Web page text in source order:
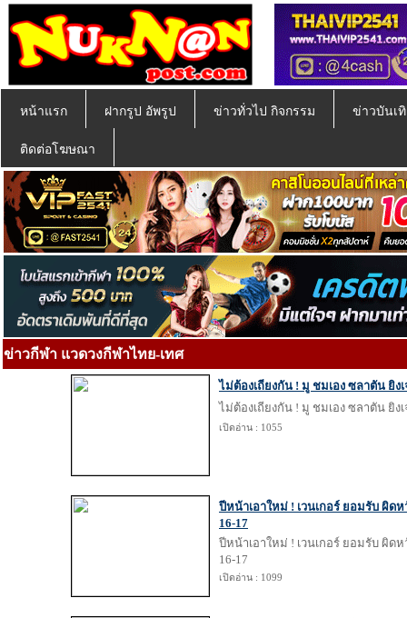
หน้าแรก ฝากรูป อัพรูป ข่าวทั่วไป กิจกรรม ข่าวบันเ
ติดต่อโฆษณา
ข่าวกีฬา แวดวงกีฬาไทย-เทศ
ไม่ต้องเถียงกัน ! มู ชมเอง ซลาตัน ยิง
ไม่ต้องเถียงกัน ! มู ชมเอง ซลาตัน ยิง
เปิดอ่าน : 1055
ปีหน้าเอาใหม่ ! เวนเกอร์ ยอมรับ ผิด
16-17
ปีหน้าเอาใหม่ ! เวนเกอร์ ยอมรับ ผิด
16-17
เปิดอ่าน : 1099